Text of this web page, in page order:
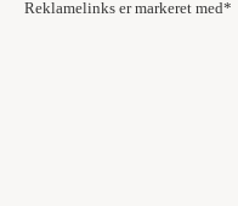
Reklamelinks er markeret med*